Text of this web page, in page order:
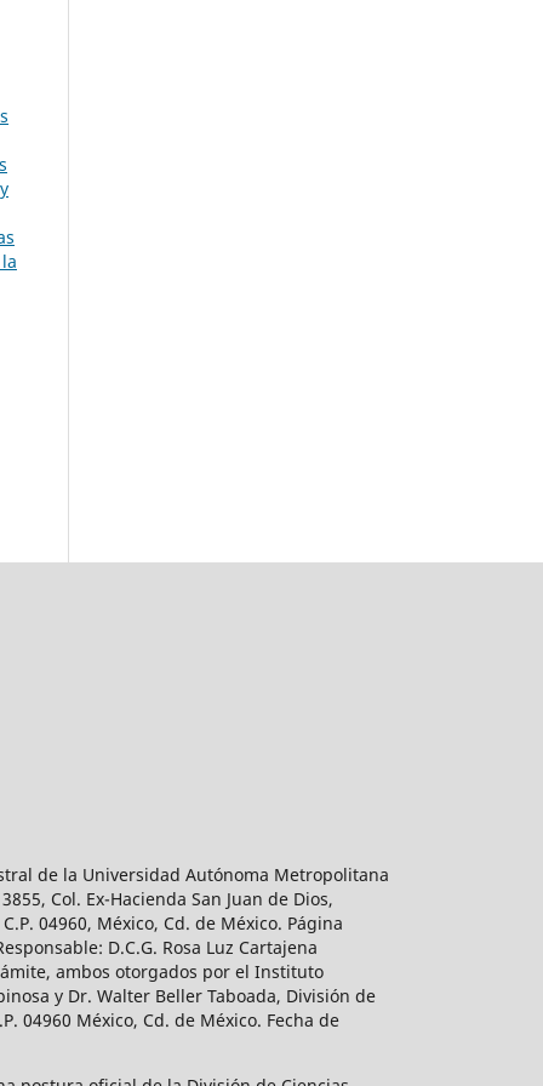
de la Universidad Autónoma Metropolitana
Col. Ex-Hacienda San Juan de Dios,
04960, México, Cd. de México. Página
D.C.G. Rosa Luz Cartajena
ambos otorgados por el Instituto
y Dr. Walter Beller Taboada, División de
04960 México, Cd. de México. Fecha de